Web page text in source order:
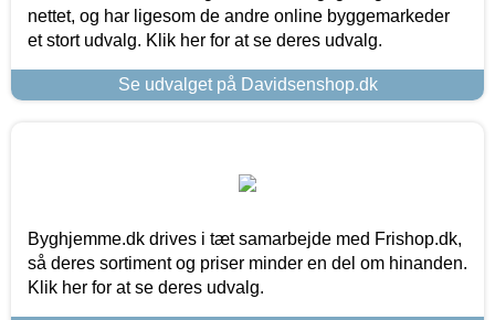
nettet, og har ligesom de andre online byggemarkeder
et stort udvalg. Klik her for at se deres udvalg.
Se udvalget på Davidsenshop.dk
Byghjemme.dk drives i tæt samarbejde med Frishop.dk,
så deres sortiment og priser minder en del om hinanden.
Klik her for at se deres udvalg.